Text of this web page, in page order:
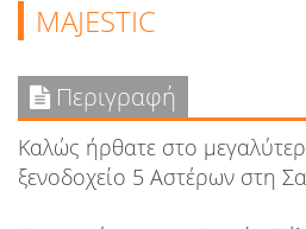
MAJESTIC
Περιγραφή
Καλώς ήρθατε στο
ξενοδοχείο 5 Αστέρων στη